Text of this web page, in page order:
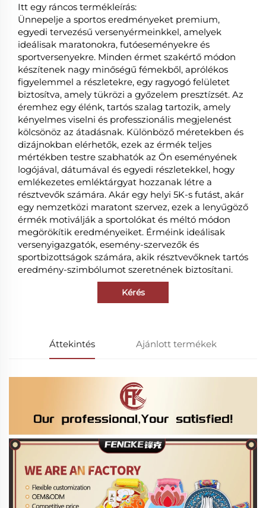
Itt egy ráncos termékleírás:
Ünnepelje a sportos eredményeket premium,
egyedi tervezésű versenyérmeinkkel, amelyek
ideálisak maratonokra, futóeseményekre és
sportversenyekre. Minden érmet szakértő módon
készítenek nagy minőségű fémekből, aprólékos
figyelemmel a részletekre, egy ragyogó felületet
biztosítva, amely tükrözi a győzelem presztízsét. Az
éremhez egy élénk, tartós szalag tartozik, amely
kényelmes viselni és professzionális megjelenést
kölcsönöz az átadásnak. Különböző méretekben és
dizájnokban elérhetők, ezek az érmék teljes
mértékben testre szabhatók az Ön eseményének
logójával, dátumával és egyedi részletekkel, hogy
emlékezetes emléktárgyat hozzanak létre a
résztvevők számára. Akár egy helyi 5K-s futást, akár
egy nemzetközi maratont szervez, ezek a lenyűgöző
érmék motiválják a sportolókat és méltó módon
megörökítik eredményeiket. Érméink ideálisak
versenyigazgatók, esemény-szervezők és
sportbizottságok számára, akik résztvevőknek tartós
eredmény-szimbólumot szeretnének biztosítani.
Kérés
Áttekintés Ajánlott termékek